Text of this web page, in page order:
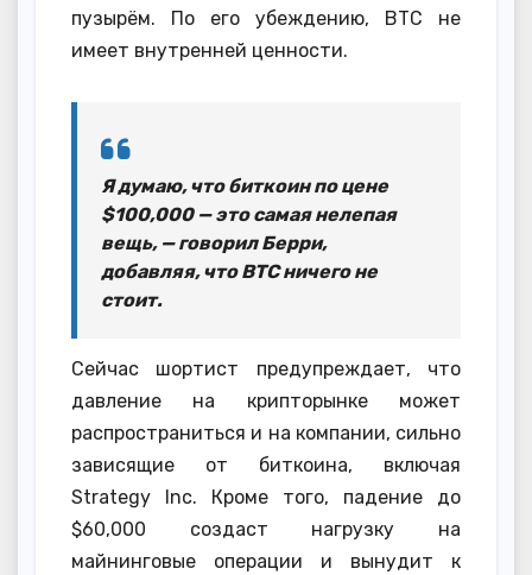
пузырём. По его убеждению, BTC не
имеет внутренней ценности.
Я думаю, что биткоин по цене
$100,000 — это самая нелепая
вещь, — говорил Берри,
добавляя, что BTC ничего не
стоит.
Сейчас шортист предупреждает, что
давление на крипторынке может
распространиться и на компании, сильно
зависящие от биткоина, включая
Strategy Inc. Кроме того, падение до
$60,000 создаст нагрузку на
майнинговые операции и вынудит к